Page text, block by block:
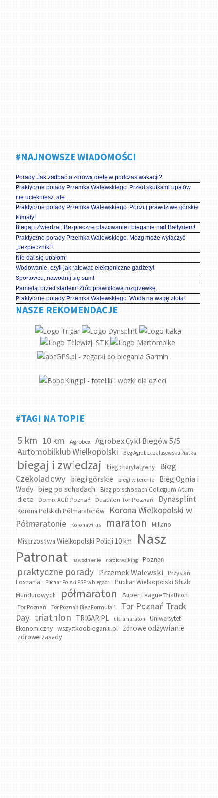
#NAJNOWSZE WIADOMOŚCI
Porady. Jak zadbać o zdrową dietę w podczas wakacji?
Praktyczne porady Przemka Walewskiego. Przed skutkami upałów
nie uciekniesz, ale …
Praktyczne porady Przemka Walewskiego. Poczuj prawdziwe górskie
klimaty!
Biegaj i Zwiedzaj. Bezpieczne plażowanie i bieganie nad Bałtykiem!
Praktyczne porady Przemka Walewskiego. Mózg może wyłączyć
„bezpiecznik”!
Nie daj się upałom!
Wodowanie, czyli jak ratować elektroniczne gadżety!
Sportowcu, nawodnij się sam!
Pamiętaj przed startem! Zrób prawidłową rozgrzewkę.
Praktyczne porady Przemka Walewskiego. Woda na wagę złota!
NASZE REKOMENDACJE
#TAGI NA TOPIE
5 km 10 km Agrobex Agrobex Cykl Biegów 5/5
Automobilklub Wielkopolski Bieg Agrobex zalasewska Piątka
biegaj i zwiedzaj bieg charytatywny
Bieg
Czekoladowy
biegi górskie biegi w terenie
Bieg Ognia i
Wody bieg po schodach Bieg po schodach Collegium Altum
dieta Domix AGD Poznań Duathlon Tor Poznań Dynasplint
Korona Polskich Półmaratonów
Korona Wielkopolski w
Półmaratonie
Koronawirus maraton Millano
Mistrzostwa Wielkopolski Policji 10 km
Nasz
Patronat
nawodnienie nordic walking Poznań
praktyczne porady Przemek Walewski
Przystań
Posnania
Puchar Polski PSP w biegach
Puchar Wielkopolski Służb
Mundurowych
półmaraton Super League Triathlon
Tor Poznań Tor Poznań Bieg Formuła 1
Tor Poznań Track
Day triathlon TRIGAR.PL ultramaraton
Uniwersytet
Ekonomiczny
wszystkoobieganiu.pl zdrowe odżywianie
zdrowe zasady